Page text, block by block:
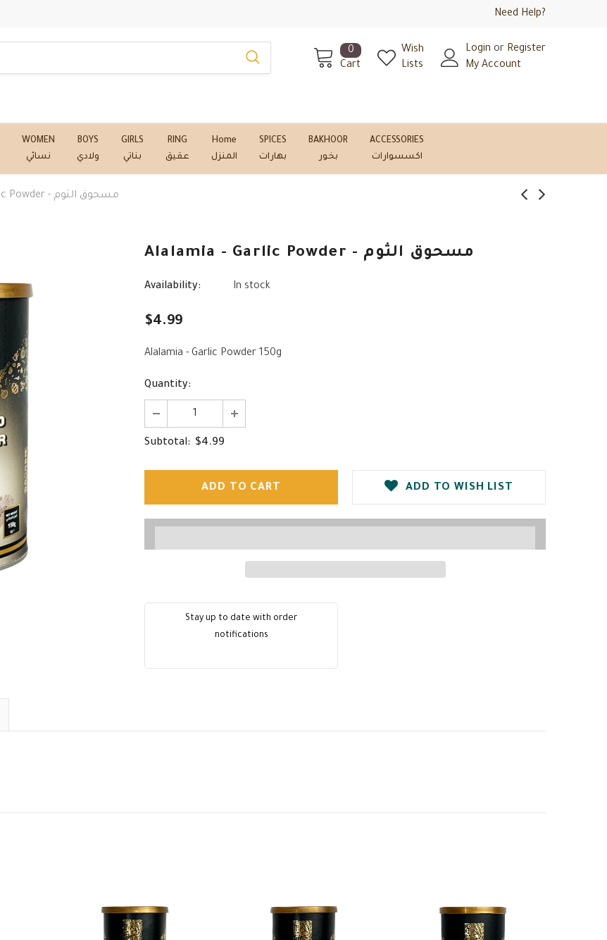
Need Help?
0
Cart
Wish
Lists
Login or Register
My Account
WOMEN
نسائي
BOYS
ولادي
GIRLS
بناتي
RING
عقيق
Home
المنزل
SPICES
بهارات
BAKHOOR
بخور
ACCESSORIES
اكسسوارات
Alalamia - Garlic Powder - مسحوق الثوم
Alalamia - Garlic Powder - مسحوق الثوم
Availability: In stock
$4.99
Alalamia - Garlic Powder 150g
Quantity:
Subtotal: $4.99
ADD TO WISH LIST
Stay up to date with order
notifications